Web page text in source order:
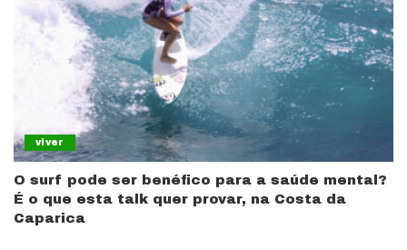
viver
O surf pode ser benéfico para a saúde mental?
É o que esta talk quer provar, na Costa da
Caparica